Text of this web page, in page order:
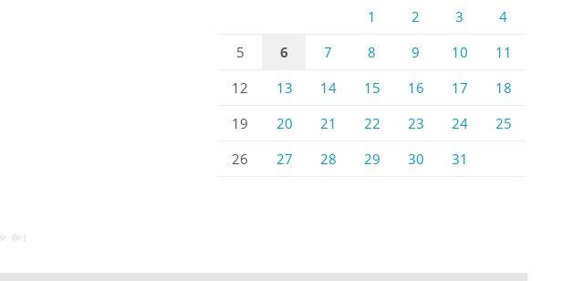
1
2 3
4
5
6 7 8 9 10
11
12
13 14 15 16 17
18
19
20 21 22 23 24
25
26
27 28 29 30 31